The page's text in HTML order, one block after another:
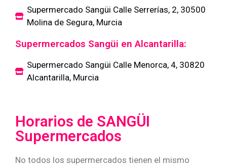
Supermercado Sangüi Calle Serrerías, 2, 30500
Molina de Segura, Murcia
Supermercados Sangüi en Alcantarilla:
Supermercado Sangüi Calle Menorca, 4, 30820
Alcantarilla, Murcia
Horarios de SANGÜI
Supermercados
No todos los supermercados tienen el mismo